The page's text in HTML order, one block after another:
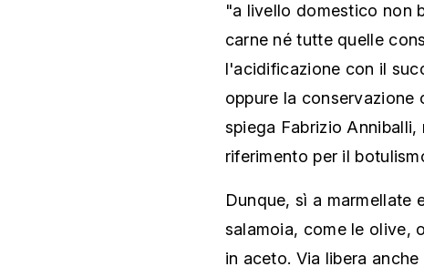
"a livello domestico non
carne né tutte quelle
l'acidificazione con il
oppure la
spiega Fabrizio
riferimento per il
Dunque, sì a marmellate
salamoia, come le olive,
in aceto. Via libera